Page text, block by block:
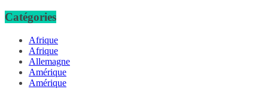
Catégories
Afrique
Afrique
Allemagne
Amérique
Amérique